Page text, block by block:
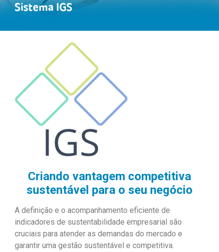
Sistema IGS
Criando vantagem competitiva
sustentável para o seu negócio
A definição e o acompanhamento eficiente de
indicadores de sustentabilidade empresarial são
cruciais para atender as demandas do mercado e
garantir uma gestão sustentável e competitiva.